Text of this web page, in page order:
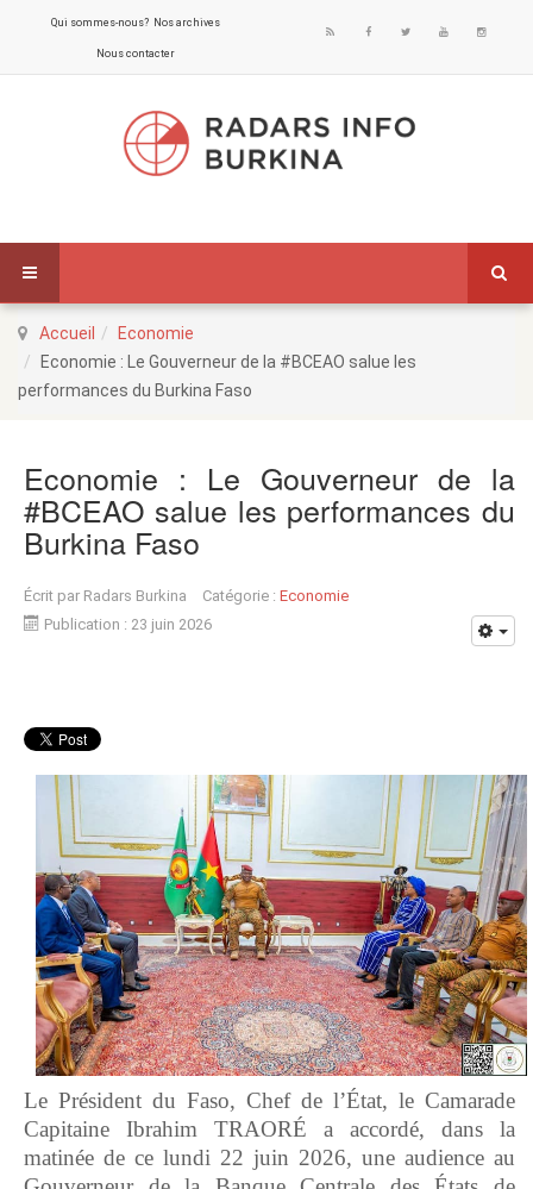
Qui sommes-nous? Nos archives
Nous contacter
Accueil
Economie
Economie : Le Gouverneur de la #BCEAO salue les
performances du Burkina Faso
Economie : Le Gouverneur de la
#BCEAO salue les performances du
Burkina Faso
Écrit par Radars Burkina Catégorie : Economie
Publication : 23 juin 2026
Le Président du Faso, Chef de l’État, le Camarade
Capitaine Ibrahim TRAORÉ a accordé, dans la
matinée de ce lundi 22 juin 2026, une audience au